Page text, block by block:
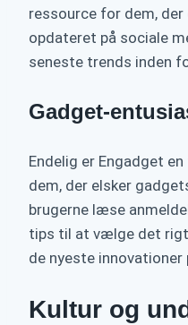
ressource for dem,
opdateret på sociale
seneste trends inden
Gadget-
Endelig er Engadget
dem, der elsker
brugerne læse
tips til at vælge det
de nyeste innovationer
Kultur og